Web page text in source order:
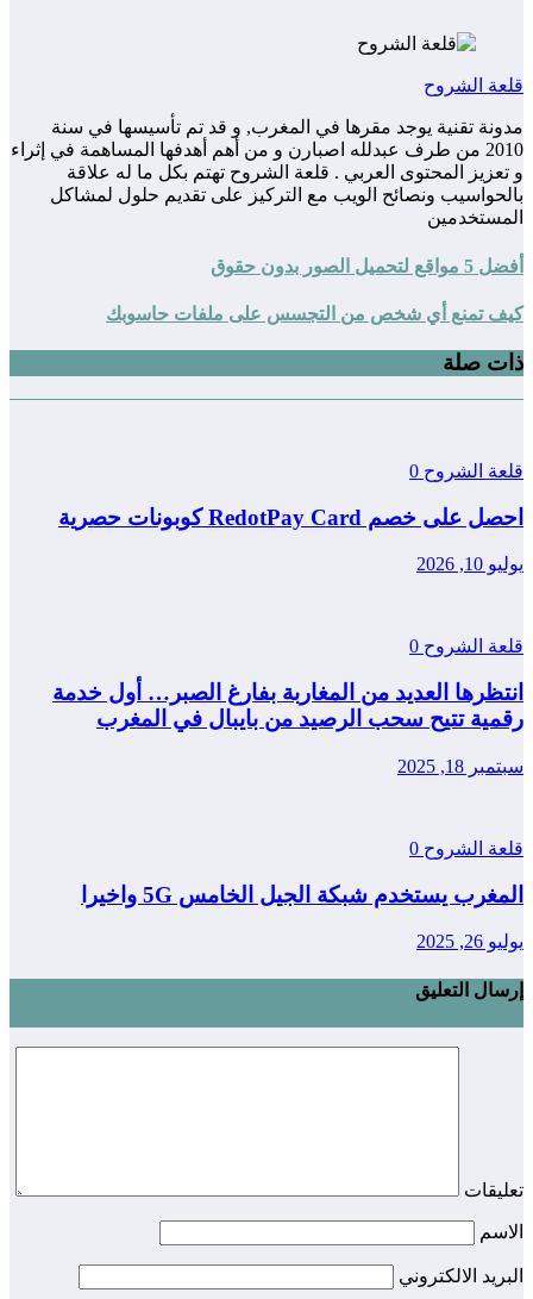
قلعة الشروح
مدونة تقنية يوجد مقرها في المغرب, و قد تم تأسيسها في سنة
2010 من طرف عبدلله اصبارن و من أهم أهدفها المساهمة في إثراء
و تعزيز المحتوى العربي . قلعة الشروح تهتم بكل ما له علاقة
بالحواسيب ونصائح الويب مع التركيز على تقديم حلول لمشاكل
المستخدمين
أفضل 5 مواقع لتحميل الصور بدون حقوق
كيف تمنع أي شخص من التجسس على ملفات حاسوبك
ذات صلة
قلعة الشروح 0
احصل على خصم RedotPay Card كوبونات حصرية
يوليو 10, 2026
قلعة الشروح 0
انتظرها العديد من المغاربة بفارغ الصبر… أول خدمة
رقمية تتيح سحب الرصيد من بايبال في المغرب
سبتمبر 18, 2025
قلعة الشروح 0
المغرب يستخدم شبكة الجيل الخامس 5G واخيرا
يوليو 26, 2025
إرسال التعليق
تعليقات
الاسم
البريد الالكتروني